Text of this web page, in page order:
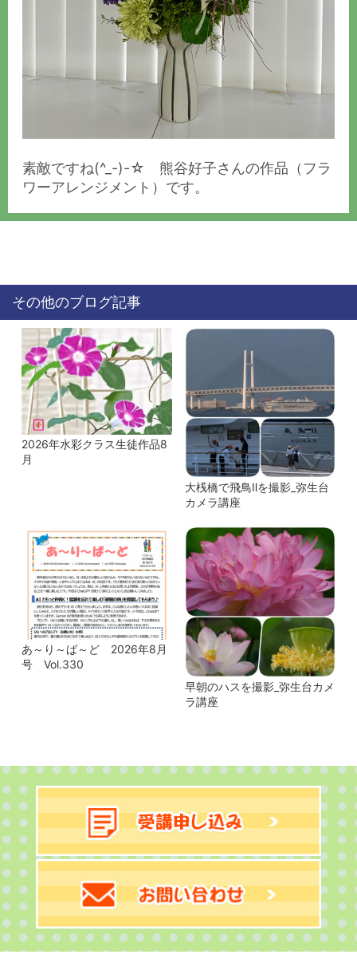
素敵ですね(^_-)-☆ 熊谷好子さんの作品（フラ
ワーアレンジメント）です。
その他のブログ記事
2026年水彩クラス生徒作品8
月
大桟橋で飛鳥Ⅱを撮影_弥生台
カメラ講座
あ～り～ば～ど 2026年8月
号 Vol.330
早朝のハスを撮影_弥生台カメ
ラ講座